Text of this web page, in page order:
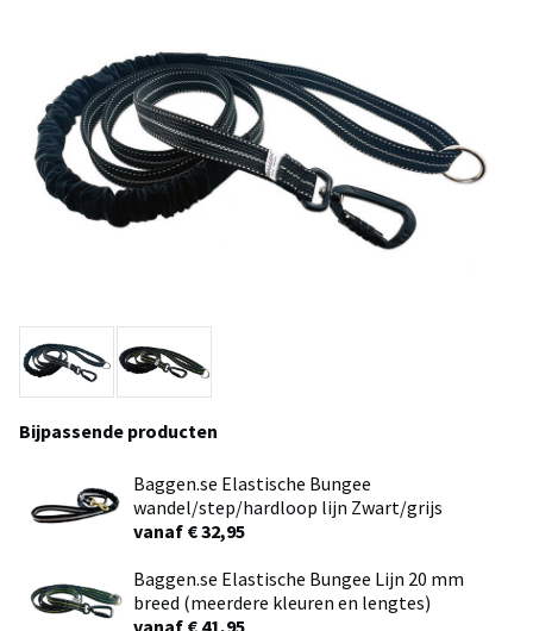
Bijpassende producten
Baggen.se Elastische Bungee
wandel/step/hardloop lijn Zwart/grijs
vanaf € 32,95
Baggen.se Elastische Bungee Lijn 20 mm
breed (meerdere kleuren en lengtes)
vanaf € 41,95